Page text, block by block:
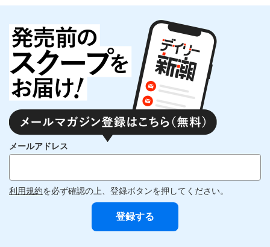
メールアドレス
利用規約を必ず確認の上、登録ボタンを押してください。